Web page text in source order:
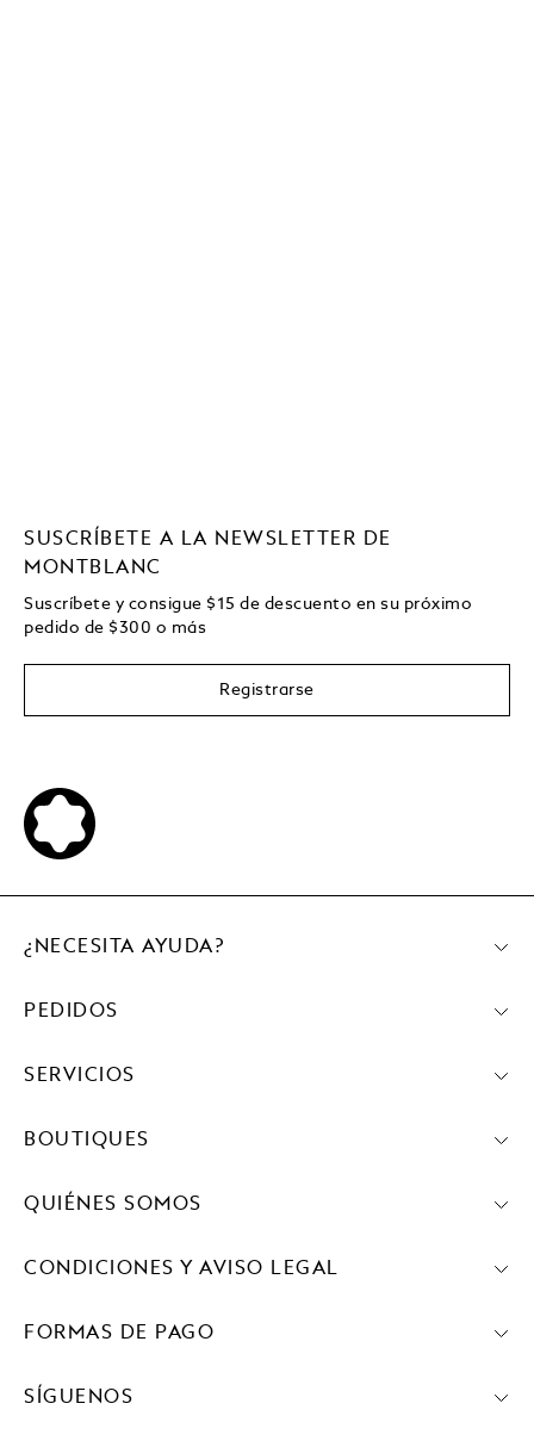
SUSCRÍBETE A LA NEWSLETTER DE
MONTBLANC
Suscríbete y consigue $15 de descuento en su próximo
pedido de $300 o más
Registrarse
FORMAS DE PAGO
SÍGUENOS
¿NECESITA AYUDA?
PEDIDOS
SERVICIOS
BOUTIQUES
QUIÉNES SOMOS
CONDICIONES Y AVISO LEGAL